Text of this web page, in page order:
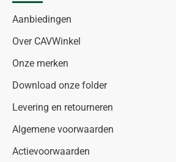
Aanbiedingen
Over CAVWinkel
Onze merken
Download onze folder
Levering en retourneren
Algemene voorwaarden
Actievoorwaarden